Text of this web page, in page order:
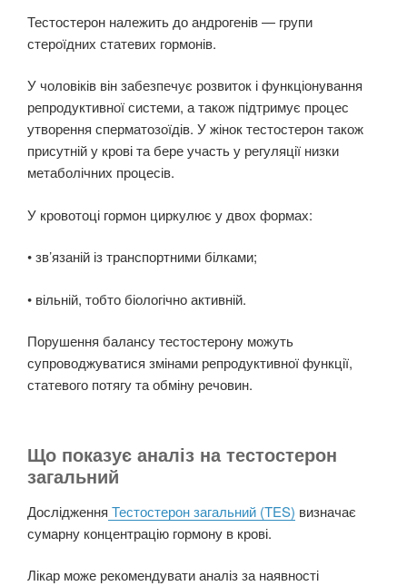
Тестостерон належить до андрогенів — групи
стероїдних статевих гормонів.
У чоловіків він забезпечує розвиток і функціонування
репродуктивної системи, а також підтримує процес
утворення сперматозоїдів. У жінок тестостерон також
присутній у крові та бере участь у регуляції низки
метаболічних процесів.
У кровотоці гормон циркулює у двох формах:
• зв’язаній із транспортними білками;
• вільній, тобто біологічно активній.
Порушення балансу тестостерону можуть
супроводжуватися змінами репродуктивної функції,
статевого потягу та обміну речовин.
Що показує аналіз на тестостерон
загальний
Дослідження Тестостерон загальний (TES) визначає
сумарну концентрацію гормону в крові.
Лікар може рекомендувати аналіз за наявності